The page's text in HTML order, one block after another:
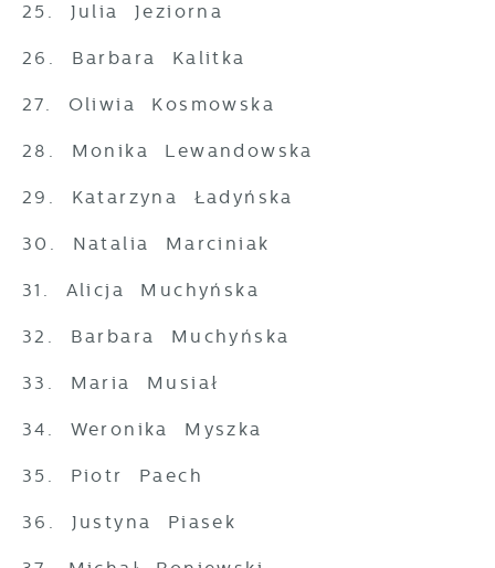
25. Julia Jeziorna
26. Barbara Kalitka
27. Oliwia Kosmowska
28. Monika Lewandowska
29. Katarzyna Ładyńska
30. Natalia Marciniak
31. Alicja Muchyńska
32. Barbara Muchyńska
33. Maria Musiał
34. Weronika Myszka
35. Piotr Paech
36. Justyna Piasek